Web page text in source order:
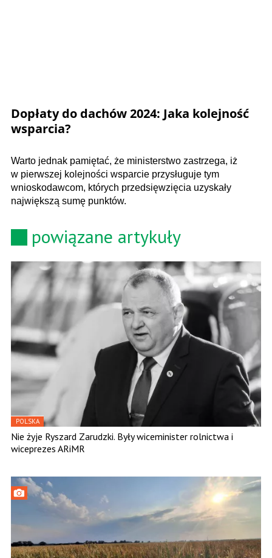
Dopłaty do dachów 2024​: Jaka kolejność
wsparcia?
Warto jednak pamiętać, że ministerstwo zastrzega, iż
w pierwszej kolejności wsparcie przysługuje tym
wnioskodawcom, których przedsięwzięcia uzyskały
największą sumę punktów.
powiązane artykuły
POLSKA
Nie żyje Ryszard Zarudzki. Były wiceminister rolnictwa i
wiceprezes ARiMR